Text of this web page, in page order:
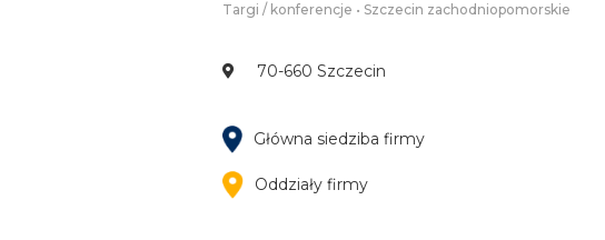
Targi / konferencje • Szczecin zachodniopomorskie
70-660 Szczecin
Główna siedziba firmy
Oddziały firmy